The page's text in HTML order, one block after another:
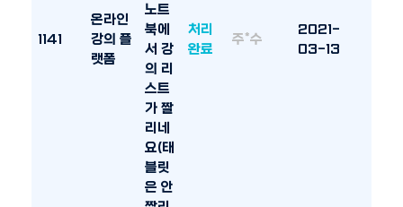
1141
온라인
강의 플
랫폼
노트
북에
서 강
의 리
스트
가 짤
리네
요(태
블릿
은 안
처리
완료
주*수
2021-
03-13